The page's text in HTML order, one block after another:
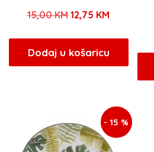
15,00KM Izvorna
bila
je:
12,75 KMTrenutna
je:
12,75 KM.
Dodaj u košaricu
- 15 %